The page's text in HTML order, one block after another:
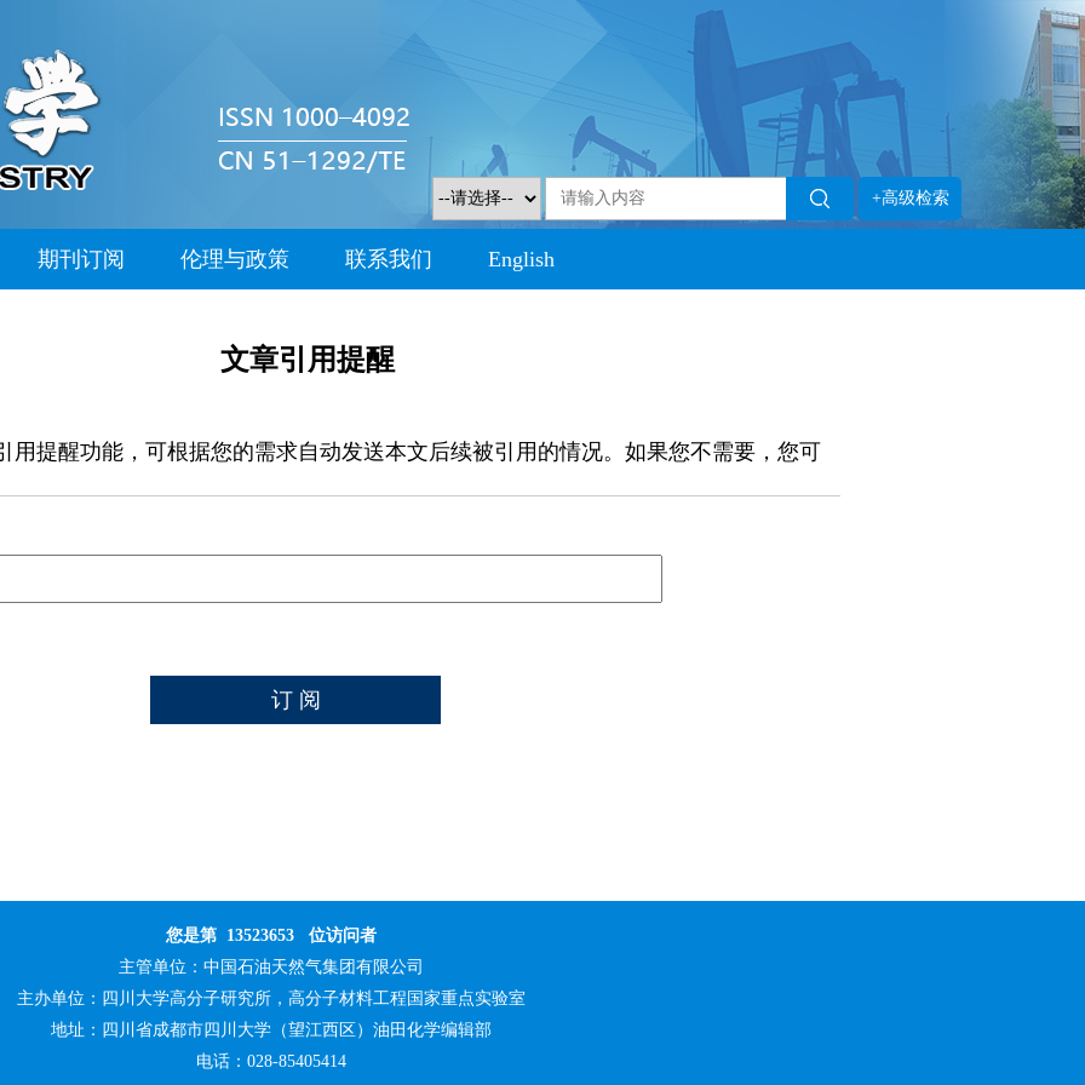
+高级检索
期刊订阅 伦理与政策 联系我们 English
文章引用提醒
用提醒功能，可根据您的需求自动发送本文后续被引用的情况。如果您不需要，您可
您是第 13523653 位访问者
主管单位： 中国石油天然气集团有限公司
主办单位： 四川大学高分子研究所，高分子材料工程国家重点实验室
地址：四川省成都市四川大学（望江西区）油田化学编辑部
电话：028-85405414